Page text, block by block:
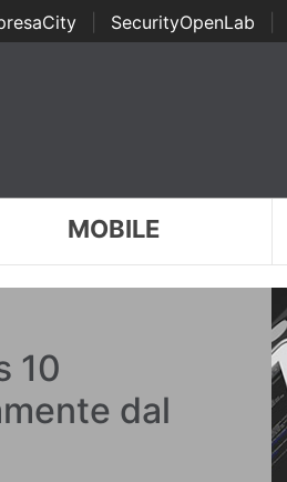
SecurityOpenLab
Awards
MOBILE
10
dal